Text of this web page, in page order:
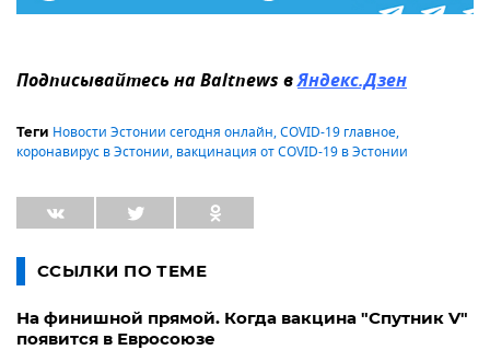
Подписывайтесь на Baltnews вЯндекс.Дзен
Теги Новости Эстонии сегодня онлайн,COVID-19 главное,
коронавирус в Эстонии, вакцинация от COVID-19 в Эстонии
ССЫЛКИ ПО ТЕМЕ
На финишной прямой. Когда вакцина "Спутник V"
появится в Евросоюзе